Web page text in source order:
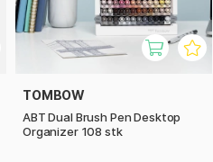
TOMBOW
ABT Dual Brush Pen Desktop
Organizer 108 stk